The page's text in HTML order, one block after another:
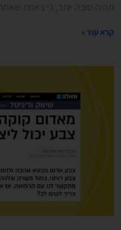
תהיה טובה יותר, כי באמת שאחרי 2023, אפשר רק לעלות לקראת סוף
קרא עוד »